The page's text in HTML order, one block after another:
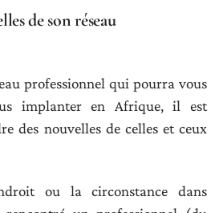
de son réseau
professionnel qui pourra vous
implanter en Afrique, il est
des nouvelles de celles et ceux
ou la circonstance dans